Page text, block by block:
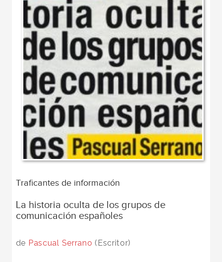
Traficantes de información
La historia oculta de los grupos de
comunicación españoles
de Pascual Serrano (Escritor)